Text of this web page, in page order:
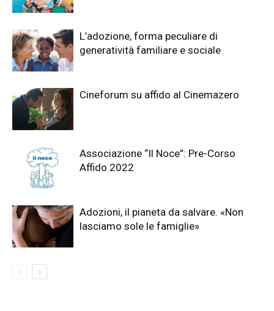
L’adozione, forma peculiare di
generatività familiare e sociale
Cineforum su affido al Cinemazero
Associazione “Il Noce”: Pre-Corso
Affido 2022
Adozioni, il pianeta da salvare. «Non
lasciamo sole le famiglie»